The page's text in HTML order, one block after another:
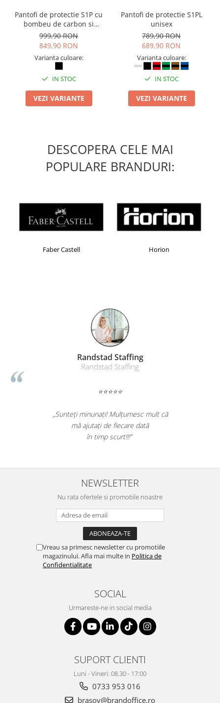
Pantofi de protectie S1P cu
bombeu de carbon si
inchidere BOAÂ® Fit
999,90 RON
849,90 RON
Varianta culoare:
IN STOC
VEZI VARIANTE
Pantofi de protectie S1PL
unisex
789,90 RON
689,90 RON
Varianta culoare:
IN STOC
VEZI VARIANTE
DESCOPERA CELE MAI
POPULARE BRANDURI:
Faber Castell Horion
Randstad Staffing
Randstad Staffing
⭐⭐⭐⭐⭐
„Sunteți minunați! Mulțumesc mult că
mă ajutați de fiecare dată
în timp scurt!!!”
NEWSLETTER
Nu rata ofertele si promotiile noastre
Vreau sa primesc newsletter cu promotiile
magazinului. Afla mai multe in Politica de
Confidentialitate
SOCIAL
Urmareste-ne in social media
SUPORT CLIENTI
Luni - Vineri: 08.30 - 17:00
0733 953 016
brasov@brandoffice.ro